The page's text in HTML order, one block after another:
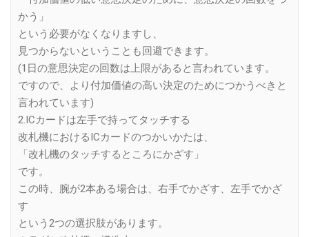
かう」
という必要がなくなりますし、
見つからないということも回避できます。
(1日の意思決定の回数は上限があると言われています。
ですので、より付加価値の高い決定のためにつかうべきと
言われています)
2.ICカードは左手で持ってタッチする
改札機におけるICカードのつかいかたは、
「改札機のタッチするところにかざす」
です。
この時、腕が2本ある場合は、右手でかざす、左手でかざ
す
という2つの選択肢があります。